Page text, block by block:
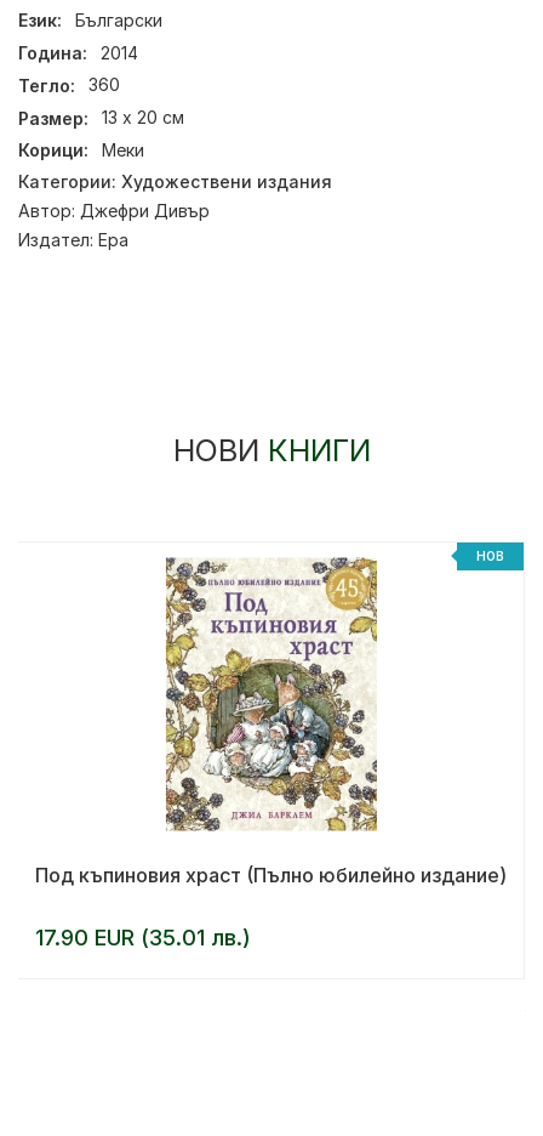
Език:
Български
Година:
2014
Тегло:
360
Размер:
13 х 20 см
Корици:
Меки
Категории: Художествени издания
Автор: Джефри Дивър
Издател: Ера
НОВИ КНИГИ
НОВ
Под къпиновия храст (Пълно юбилейно издание)
17.90 EUR (35.01 лв.)